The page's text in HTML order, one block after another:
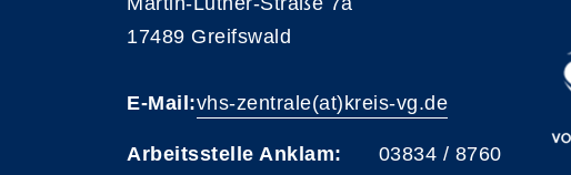
17489 Greifswald
E-Mail:vhs-zentrale(at)kreis-vg.de
Arbeitsstelle Anklam: 03834 / 8760